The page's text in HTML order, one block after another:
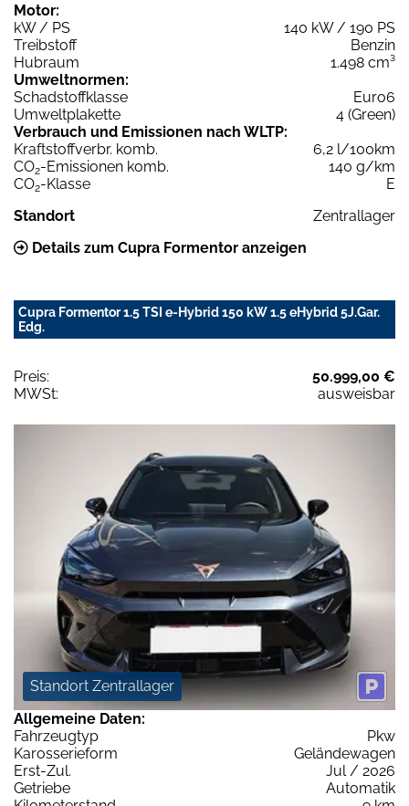
Motor:
kW / PS
140 kW / 190 PS
Treibstoff
Benzin
Hubraum
1.498 cm³
Umweltnormen:
Schadstoffklasse
Euro6
Umweltplakette
4 (Green)
Verbrauch und Emissionen nach WLTP:
Kraftstoffverbr. komb.
6,2 l/100km
CO2-Emissionen komb.
140 g/km
CO2-Klasse
E
Standort
Zentrallager
Details zum Cupra Formentor anzeigen
Cupra Formentor 1.5 TSI e-Hybrid 150 kW 1.5 eHybrid 5J.Gar.
Edg.
Preis:
50.999,00 €
MWSt:
ausweisbar
Standort Zentrallager
Allgemeine Daten:
Fahrzeugtyp
Pkw
Karosserieform
Geländewagen
Erst-Zul.
Jul / 2026
Getriebe
Automatik